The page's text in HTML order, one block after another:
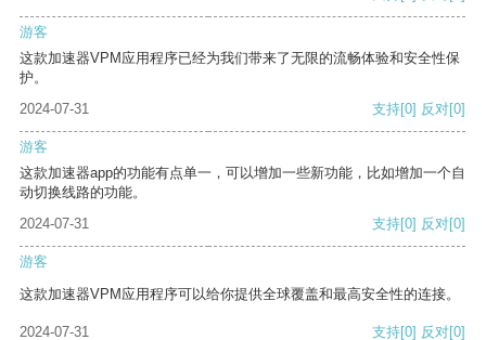
游客
这款加速器VPM应用程序已经为我们带来了无限的流畅体验和安全性保
护。
2024-07-31
支持[0] 反对[0]
游客
这款加速器app的功能有点单一，可以增加一些新功能，比如增加一个自
动切换线路的功能。
2024-07-31
支持[0] 反对[0]
游客
这款加速器VPM应用程序可以给你提供全球覆盖和最高安全性的连接。
2024-07-31 支持[0] 反对[0]